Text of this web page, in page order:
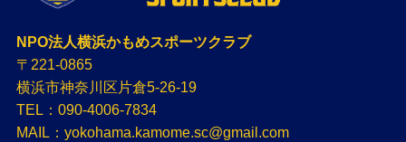
NPO法人横浜かもめスポーツクラブ
〒221-0865
横浜市神奈川区片倉5-26-19
TEL：090-4006-7834
MAIL：yokohama.kamome.sc@gmail.com